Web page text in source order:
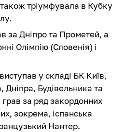
також тріумфувала в Кубку
за Дніпро та Прометей, а
Олімпію (Словенія) і
у складі БК Київ,
Дніпра, Будівельника та
за ряд закордонних
зокрема, іспанська
Нантер.